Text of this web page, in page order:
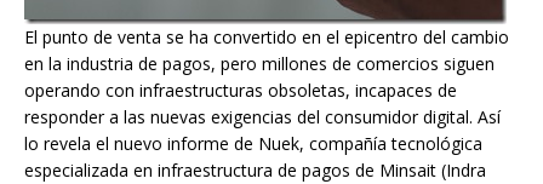
El punto de venta se ha convertido en el epicentro del cambio
en la industria de pagos, pero millones de comercios siguen
operando con infraestructuras obsoletas, incapaces de
responder a las nuevas exigencias del consumidor digital. Así
lo revela el nuevo informe de Nuek, compañía tecnológica
especializada en infraestructura de pagos de Minsait (Indra